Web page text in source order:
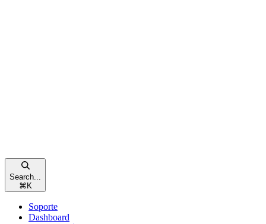
Search...
⌘ K
Soporte
Dashboard